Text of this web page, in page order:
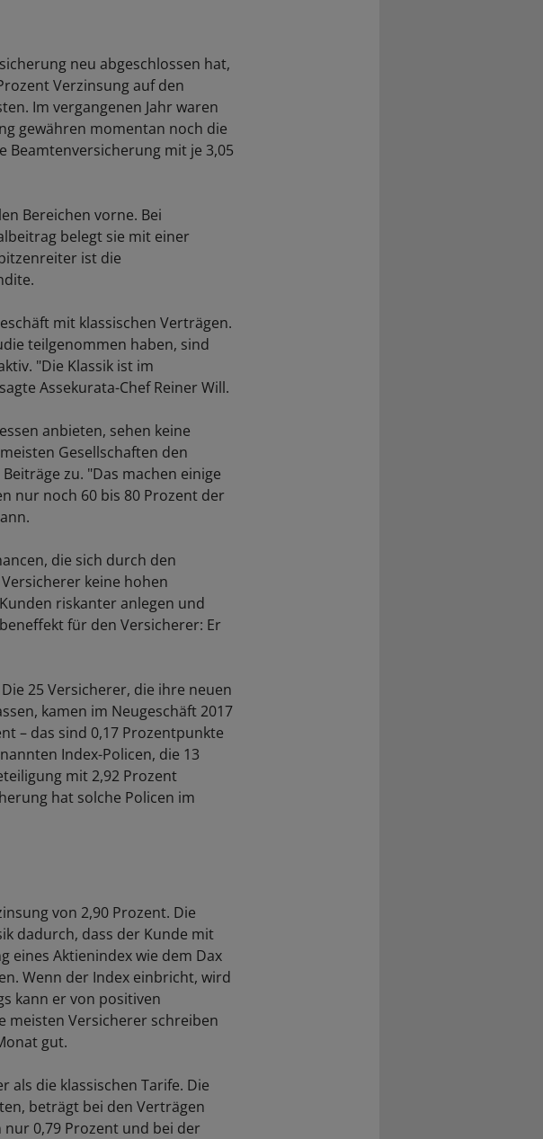
neu abgeschlossen hat,
Verzinsung auf den
Im vergangenen Jahr waren
gewähren momentan noch die
Beamtenversicherung mit je 3,05
Bereichen vorne. Bei
belegt sie mit einer
ist die
mit klassischen Verträgen.
teilgenommen haben, sind
"Die Klassik ist im
Assekurata-Chef Reiner Will.
anbieten, sehen keine
Gesellschaften den
zu. "Das machen einige
nur noch 60 bis 80 Prozent der
die sich durch den
keine hohen
riskanter anlegen und
für den Versicherer: Er
25 Versicherer, die ihre neuen
kamen im Neugeschäft 2017
– das sind 0,17 Prozentpunkte
Index-Policen, die 13
mit 2,92 Prozent
hat solche Policen im
von 2,90 Prozent. Die
dadurch, dass der Kunde mit
eines Aktienindex wie dem Dax
Wenn der Index einbricht, wird
kann er von positiven
meisten Versicherer schreiben
gut.
als die klassischen Tarife. Die
beträgt bei den Verträgen
nur 0,79 Prozent und bei der